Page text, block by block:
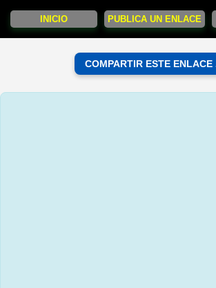
INICIO PUBLICA UN ENLACE
COMPARTIR ESTE ENLACE